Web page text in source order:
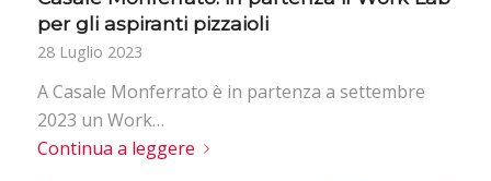
per gli aspiranti pizzaioli
28 Luglio 2023
A Casale Monferrato è in partenza a settembre
2023 un Work…
Continua a leggere